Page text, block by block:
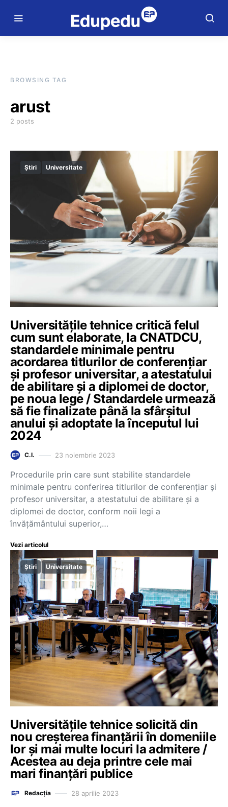
BROWSING TAG
arust
2 posts
Știri Universitate
Universitățile tehnice critică felul
cum sunt elaborate, la CNATDCU,
standardele minimale pentru
acordarea titlurilor de conferențiar
și profesor universitar, a atestatului
de abilitare și a diplomei de doctor,
pe noua lege / Standardele urmează
să fie finalizate până la sfârșitul
anului și adoptate la începutul lui
2024
C.I. 23 noiembrie 2023
Procedurile prin care sunt stabilite standardele
minimale pentru conferirea titlurilor de conferențiar și
profesor universitar, a atestatului de abilitare și a
diplomei de doctor, conform noii legi a
învățământului superior,…
Vezi articolul
Știri Universitate
Universitățile tehnice solicită din
nou creșterea finanțării în domeniile
lor și mai multe locuri la admitere /
Acestea au deja printre cele mai
mari finanțări publice
Redacția 28 aprilie 2023